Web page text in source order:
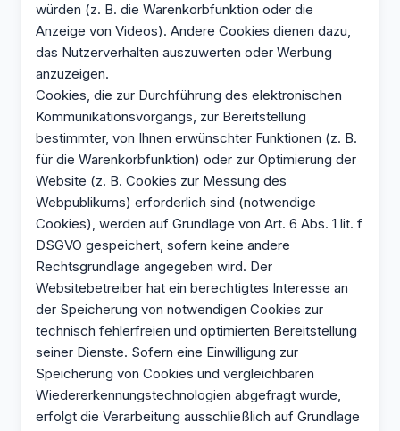
würden (z. B. die Warenkorbfunktion oder die
Anzeige von Videos). Andere Cookies dienen dazu,
das Nutzerverhalten auszuwerten oder Werbung
anzuzeigen.
Cookies, die zur Durchführung des elektronischen
Kommunikationsvorgangs, zur Bereitstellung
bestimmter, von Ihnen erwünschter Funktionen (z. B.
für die Warenkorbfunktion) oder zur Optimierung der
Website (z. B. Cookies zur Messung des
Webpublikums) erforderlich sind (notwendige
Cookies), werden auf Grundlage von Art. 6 Abs. 1 lit. f
DSGVO gespeichert, sofern keine andere
Rechtsgrundlage angegeben wird. Der
Websitebetreiber hat ein berechtigtes Interesse an
der Speicherung von notwendigen Cookies zur
technisch fehlerfreien und optimierten Bereitstellung
seiner Dienste. Sofern eine Einwilligung zur
Speicherung von Cookies und vergleichbaren
Wiedererkennungstechnologien abgefragt wurde,
erfolgt die Verarbeitung ausschließlich auf Grundlage